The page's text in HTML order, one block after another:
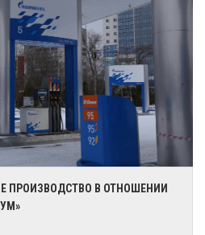
ПРОИЗВОДСТВО В ОТНОШЕНИИ